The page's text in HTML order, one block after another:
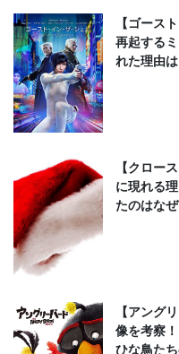
【ゴース
再起する
れた理由
【クロー
に現れる
たのはな
【アング
像を考察
ひな鳥た